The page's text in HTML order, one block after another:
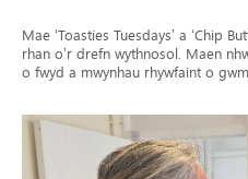
Mae ‘Toasties Tuesdays’ a ‘Chip
rhan o’r drefn wythnosol. Maen
o fwyd a mwynhau rhywfaint o